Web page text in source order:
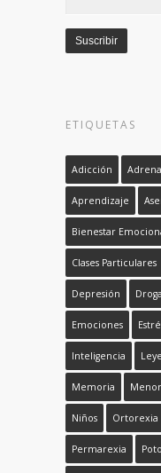
email
Suscribir
ETIQUETAS
Adicción
Aprendizaje
Bienestar
Clases Particulares
Depresión
Emociones
Inteligencia
Memoria
Niños Ortorexia
Permarexia